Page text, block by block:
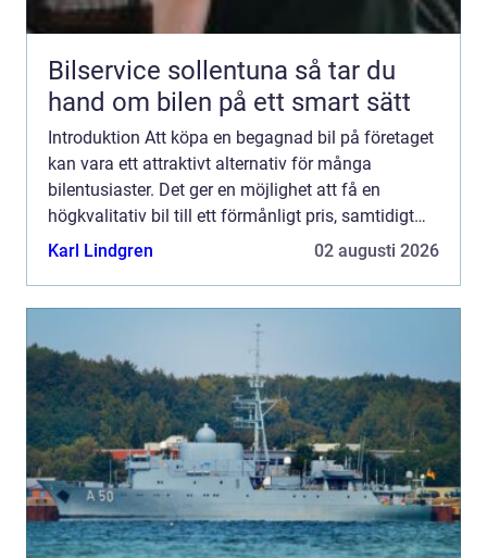
Bilservice sollentuna så tar du
hand om bilen på ett smart sätt
Introduktion Att köpa en begagnad bil på företaget
kan vara ett attraktivt alternativ för många
bilentusiaster. Det ger en möjlighet att få en
högkvalitativ bil till ett förmånligt pris, samtidigt
som man kan dra nytta av olika företagsförmåner.
Karl Lindgren 02 augusti 2026